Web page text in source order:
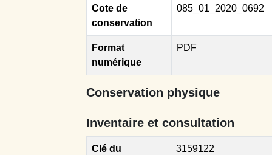
Cote de
conservation
085_01_2020_0692
Format
numérique
PDF
Conservation physique
Inventaire et consultation
Clé du
3159122